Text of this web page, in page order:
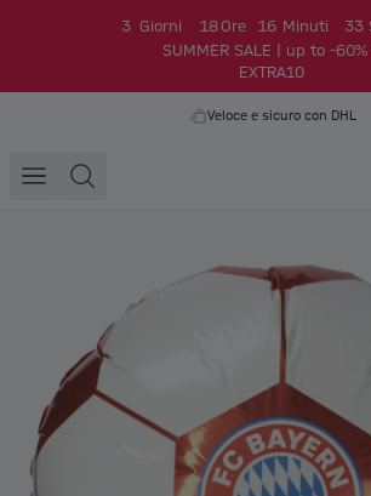
3 Giorni 18 Ore 16 Minuti 32
SUMMER SALE | up to -60%
EXTRA10
Veloce e sicuro con DHL